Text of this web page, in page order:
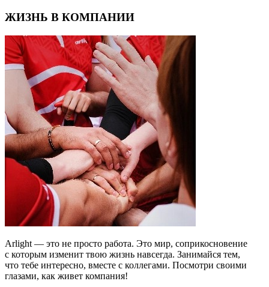
ЖИЗНЬ В КОМПАНИИ
Arlight — это не просто работа. Это мир, соприкосновение
с которым изменит твою жизнь навсегда. Занимайся тем,
что тебе интересно, вместе с коллегами. Посмотри своими
глазами, как живет компания!